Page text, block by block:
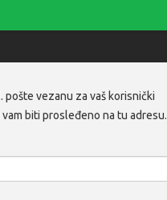
vezanu za vaš korisnički
biti prosleđeno na tu adresu.